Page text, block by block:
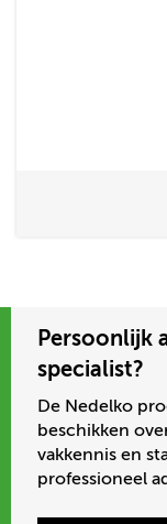
Persoonlijk
specialist?
De Nedelko
beschikken
vakkennis en
professioneel